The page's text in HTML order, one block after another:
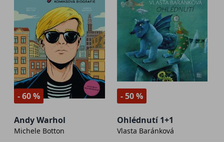
- 60 %
Andy Warhol
Michele Botton
- 50 %
Ohlédnutí 1+1
Vlasta Baránková